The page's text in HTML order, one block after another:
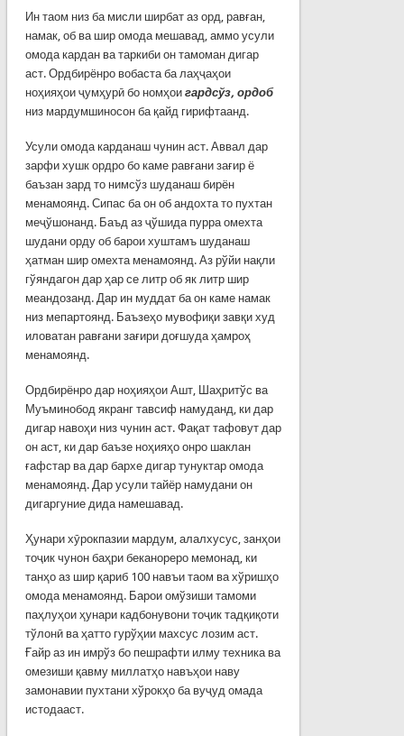
Ин таом низ ба мисли ширбат аз орд, равған,
намак, об ва шир омода мешавад, аммо усули
омода кардан ва таркиби он тамоман дигар
аст. Ордбирёнро вобаста ба лаҳҷаҳои
ноҳияҳои ҷумҳурӣ бо номҳои гардсўз, ордоб
низ мардумшиносон ба қайд гирифтаанд.
Усули омода карданаш чунин аст. Аввал дар
зарфи хушк ордро бо каме равғани зағир ё
баъзан зард то нимсўз шуданаш бирён
менамоянд. Сипас ба он об андохта то пухтан
меҷўшонанд. Баъд аз ҷўшида пурра омехта
шудани орду об барои хуштамъ шуданаш
ҳатман шир омехта менамоянд. Аз рўйи нақли
гўяндагон дар ҳар се литр об як литр шир
меандозанд. Дар ин муддат ба он каме намак
низ мепартоянд. Баъзеҳо мувофиқи завқи худ
иловатан равғани зағири доғшуда ҳамроҳ
менамоянд.
Ордбирёнро дар ноҳияҳои Ашт, Шаҳритўс ва
Муъминобод якранг тавсиф намуданд, ки дар
дигар навоҳи низ чунин аст. Фақат тафовут дар
он аст, ки дар баъзе ноҳияҳо онро шаклан
ғафстар ва дар бархе дигар тунуктар омода
менамоянд. Дар усули тайёр намудани он
дигаргуние дида намешавад.
Ҳунари хӯрокпазии мардум, алалхусус, занҳои
тоҷик чунон баҳри беканореро мемонад, ки
танҳо аз шир қариб 100 навъи таом ва хўришҳо
омода менамоянд. Барои омўзиши тамоми
паҳлуҳои ҳунари кадбонувони тоҷик тадқиқоти
тўлонӣ ва ҳатто гурўҳии махсус лозим аст.
Ғайр аз ин имрўз бо пешрафти илму техника ва
омезиши қавму миллатҳо навъҳои наву
замонавии пухтани хўрокҳо ба вуҷуд омада
истодааст.